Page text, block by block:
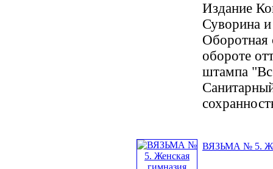
Издание
Суворина
Оборотная
обороте
штампа
ВЯЗЬМА № 5.